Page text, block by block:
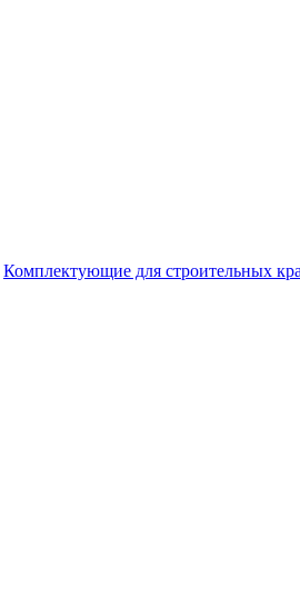
Комплектующие для строительных